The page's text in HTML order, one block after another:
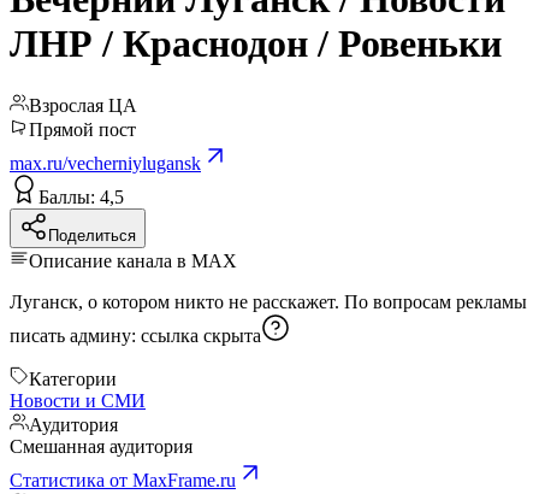
ЛНР / Краснодон / Ровеньки
Взрослая ЦА
Прямой пост
max.ru/vecherniylugansk
Баллы: 4,5
Поделиться
Описание канала в MAX
Луганск, о котором никто не расскажет. По вопросам рекламы
писать админу: ссылка скрыта
Категории
Новости и СМИ
Аудитория
Смешанная аудитория
Статистика от MaxFrame.ru